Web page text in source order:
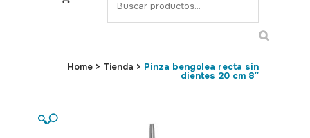
e
c
Home > Tienda > Pinza bengolea recta sin
dientes 20 cm 8″
🔍